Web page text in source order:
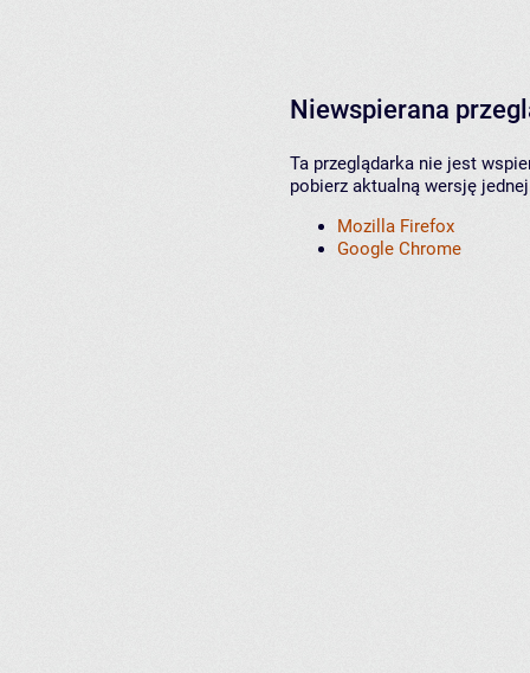
Niewspierana
Ta przeglądarka nie jest
pobierz aktualną wersję
Mozilla Firefox
Google Chrome